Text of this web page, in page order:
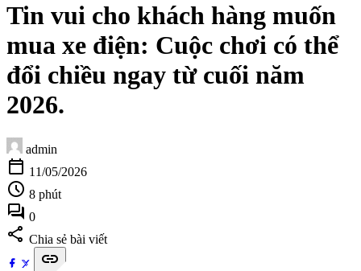
Tin vui cho khách hàng muốn
mua xe điện: Cuộc chơi có thể
đổi chiều ngay từ cuối năm
2026.
admin
calendar_today 11/05/2026
schedule 8 phút
forum 0
share Chia sẻ bài viết
link